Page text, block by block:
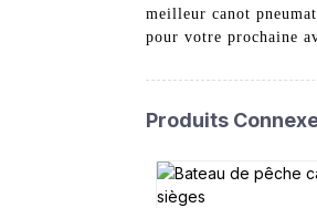
meilleur canot
pour votre prochaine
Produits